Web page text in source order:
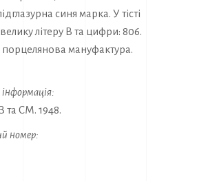
синя марка. У тісті
літеру В та цифри: 806.
порцелянова мануфактура.
та СМ. 1948.
номер: